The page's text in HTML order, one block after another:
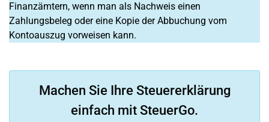
Finanzämtern, wenn man als Nachweis einen
Zahlungsbeleg oder eine Kopie der Abbuchung vom
Kontoauszug vorweisen kann.
Machen Sie Ihre Steuererklärung
einfach mit SteuerGo.